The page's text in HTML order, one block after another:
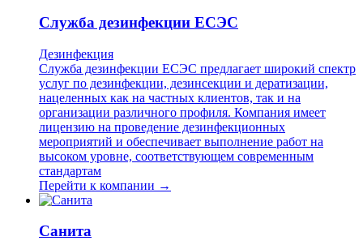
Служба дезинфекции ЕСЭС
Дезинфекция
Служба дезинфекции ЕСЭС предлагает широкий спектр
услуг по дезинфекции, дезинсекции и дератизации,
нацеленных как на частных клиентов, так и на
организации различного профиля. Компания имеет
лицензию на проведение дезинфекционных
мероприятий и обеспечивает выполнение работ на
высоком уровне, соответствующем современным
стандартам
Перейти к компании →
Санита